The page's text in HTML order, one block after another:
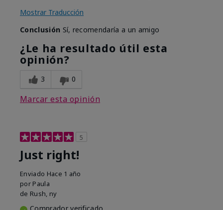
Mostrar Traducción
Conclusión Sí, recomendaría a un amigo
¿Le ha resultado útil esta
opinión?
3 0
Marcar esta opinión
5
Just right!
Enviado Hace 1 año
por Paula
de Rush, ny